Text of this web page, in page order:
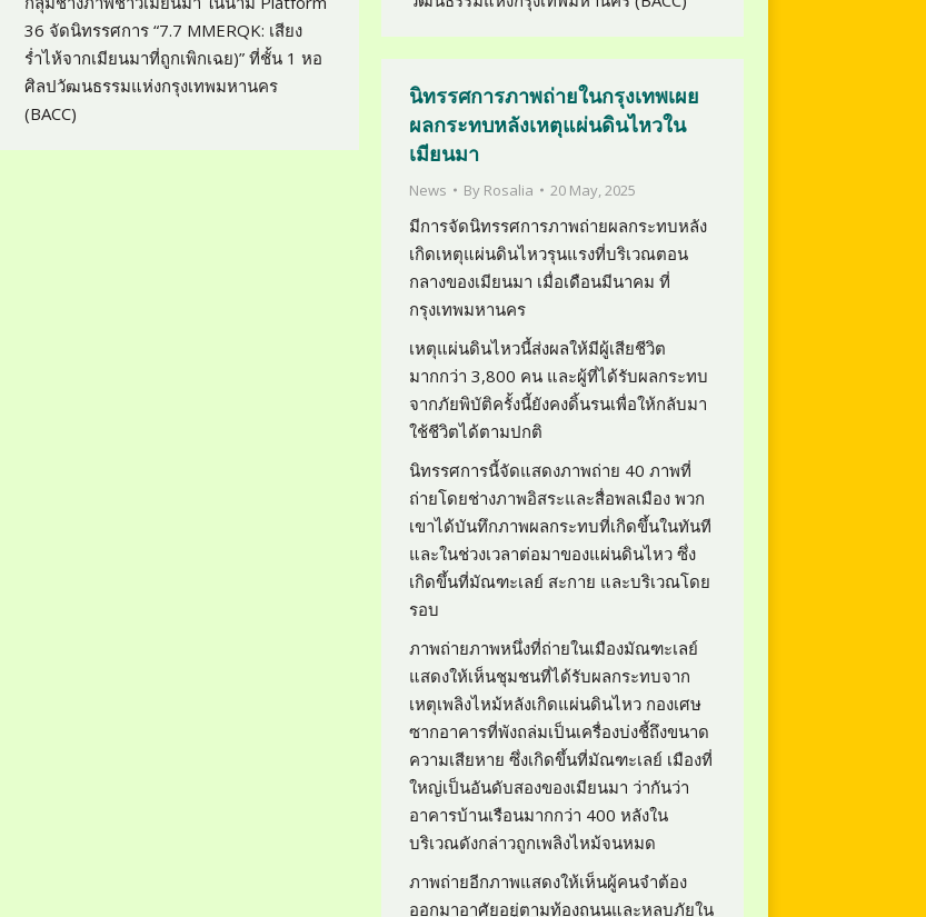
36 จัดนิทรรศการ “7.7 MMERQK: เสียง
ร่ำไห้จากเมียนมาที่ถูกเพิกเฉย)” ที่ชั้น 1 หอ
ศิลปวัฒนธรรมแห่งกรุงเทพมหานคร
(BACC)
นิทรรศการภาพถ่ายในกรุงเทพเผย
ผลกระทบหลังเหตุแผ่นดินไหวใน
เมียนมา
News By Rosalia 20 May, 2025
มีการจัดนิทรรศการภาพถ่ายผลกระทบหลัง
เกิดเหตุแผ่นดินไหวรุนแรงที่บริเวณตอน
กลางของเมียนมา เมื่อเดือนมีนาคม ที่
กรุงเทพมหานคร
เหตุแผ่นดินไหวนี้ส่งผลให้มีผู้เสียชีวิต
มากกว่า 3,800 คน และผู้ที่ได้รับผลกระทบ
จากภัยพิบัติครั้งนี้ยังคงดิ้นรนเพื่อให้กลับมา
ใช้ชีวิตได้ตามปกติ
นิทรรศการนี้จัดแสดงภาพถ่าย 40 ภาพที่
ถ่ายโดยช่างภาพอิสระและสื่อพลเมือง พวก
เขาได้บันทึกภาพผลกระทบที่เกิดขึ้นในทันที
และในช่วงเวลาต่อมาของแผ่นดินไหว ซึ่ง
เกิดขึ้นที่มัณฑะเลย์ สะกาย และบริเวณโดย
รอบ
ภาพถ่ายภาพหนึ่งที่ถ่ายในเมืองมัณฑะเลย์
แสดงให้เห็นชุมชนที่ได้รับผลกระทบจาก
เหตุเพลิงไหม้หลังเกิดแผ่นดินไหว กองเศษ
ซากอาคารที่พังถล่มเป็นเครื่องบ่งชี้ถึงขนาด
ความเสียหาย ซึ่งเกิดขึ้นที่มัณฑะเลย์ เมืองที่
ใหญ่เป็นอันดับสองของเมียนมา ว่ากันว่า
อาคารบ้านเรือนมากกว่า 400 หลังใน
บริเวณดังกล่าวถูกเพลิงไหม้จนหมด
ภาพถ่ายอีกภาพแสดงให้เห็นผู้คนจำต้อง
ออกมาอาศัยอยู่ตามท้องถนนและหลบภัยใน